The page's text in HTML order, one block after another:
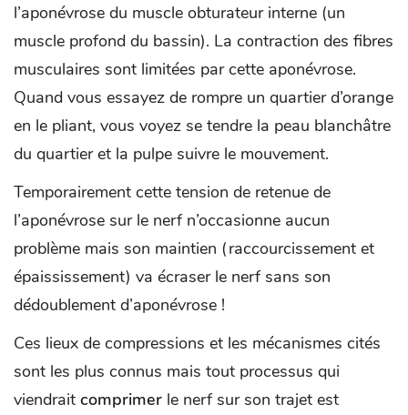
l’aponévrose du muscle obturateur interne (un
muscle profond du bassin). La contraction des fibres
musculaires sont limitées par cette aponévrose.
Quand vous essayez de rompre un quartier d’orange
en le pliant, vous voyez se tendre la peau blanchâtre
du quartier et la pulpe suivre le mouvement.
Temporairement cette tension de retenue de
l’aponévrose sur le nerf n’occasionne aucun
problème mais son maintien (raccourcissement et
épaississement) va écraser le nerf sans son
dédoublement d’aponévrose !
Ces lieux de compressions et les mécanismes cités
sont les plus connus mais tout processus qui
viendrait comprimer le nerf sur son trajet est